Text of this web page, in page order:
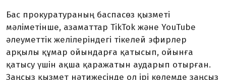
Бас прокуратураның баспасөз қызметі
мәліметінше, азаматтар TikTok және YouTube
әлеуметтік желілеріндегі тікелей эфирлер
арқылы құмар ойындарға қатысып, ойынға
қатысу үшін ақша қаражатын аударып отырған.
Заңсыз қызмет нәтижесінде ол ірі көлемде заңсыз